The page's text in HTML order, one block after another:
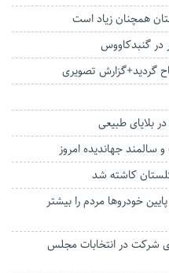
همچنان زیاد است
در گنبدکاووس
گردید+گزارش تصویری
بلایای طبیعی
سالمند جهاندیده امروز
خودروها مردم را بیشتر
شرکت در انتخابات مجلس